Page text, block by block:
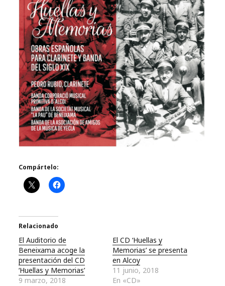
Compártelo:
Relacionado
El Auditorio de
Beneixama acoge la
presentación del CD
‘Huellas y Memorias’
9 marzo, 2018
El CD ‘Huellas y
Memorias’ se presenta
en Alcoy
11 junio, 2018
En «CD»